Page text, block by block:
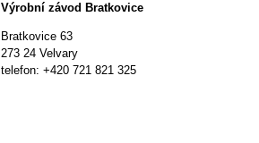
Výrobní závod Bratkovice
Bratkovice 63
273 24 Velvary
telefon: +420 721 821 325